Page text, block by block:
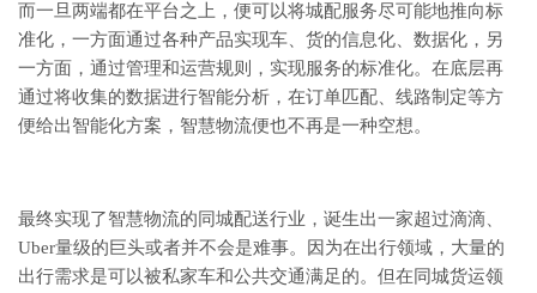
而一旦两端都在平台之上，便可以将城配服务尽可能地推向标
准化，一方面通过各种产品实现车、货的信息化、数据化，另
一方面，通过管理和运营规则，实现服务的标准化。在底层再
通过将收集的数据进行智能分析，在订单匹配、线路制定等方
便给出智能化方案，智慧物流便也不再是一种空想。
最终实现了智慧物流的同城配送行业，诞生出一家超过滴滴、
Uber量级的巨头或者并不会是难事。因为在出行领域，大量的
出行需求是可以被私家车和公共交通满足的。但在同城货运领